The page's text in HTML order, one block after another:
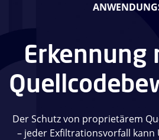
Erkennung
Der Schutz von proprietärem
– jeder Exfiltrationsvorfall